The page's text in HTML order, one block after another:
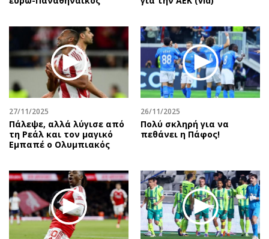
27/11/2025
Πάλεψε, αλλά λύγισε από
τη Ρεάλ και τον μαγικό
Εμπαπέ ο Ολυμπιακός
26/11/2025
Πολύ σκληρή για να
πεθάνει η Πάφος!